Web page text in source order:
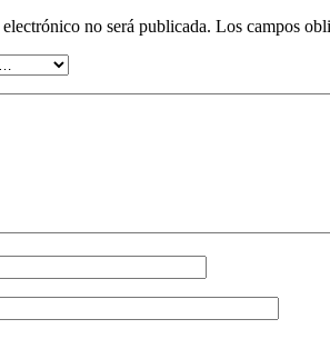
no será publicada. Los campos